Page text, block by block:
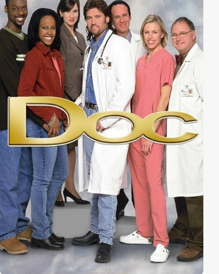
gestehen - gerade als ihre Begegnungen mit dem
Broadway Bühnenautor und Teetrinker Ben beginnen
interessant zu werden.